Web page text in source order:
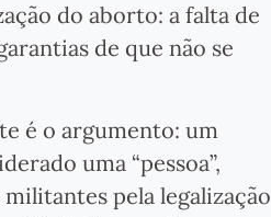
do aborto: a falta de
de que não se
é o argumento: um
uma “pessoa”,
pela legalização